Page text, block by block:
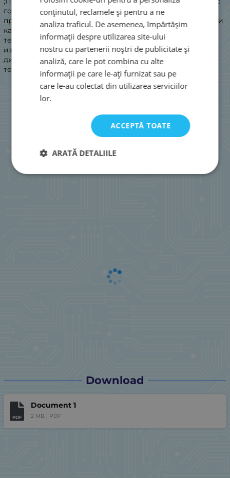
горещ въздух с температурен диапазон 200-500 ℃ ,
предназначен за монтаж и демонтаж на SMD компоненти
като SOIC, CHIP, QFP, PLCC, BGA , за свиване на
термосвиваеми тръби и за други случаи при, които се
изисква концентрирана топлина. Пистолета е с LCD
дисплей и регулиране в широко граници на
температурата и скоростта на въздушния поток.
Download
PDF
Document 1
2 MB | PDF
conținutul, reclamele și pentru a ne
analiza traficul. De asemenea, împărtășim
informații despre utilizarea site-ului
nostru cu partenerii noștri de publicitate și
analiză, care le pot combina cu alte
informații pe care le-ați furnizat sau pe
care le-au colectat din utilizarea serviciilor
lor.
ACCEPTĂ TOATE
ARATĂ DETALIILE